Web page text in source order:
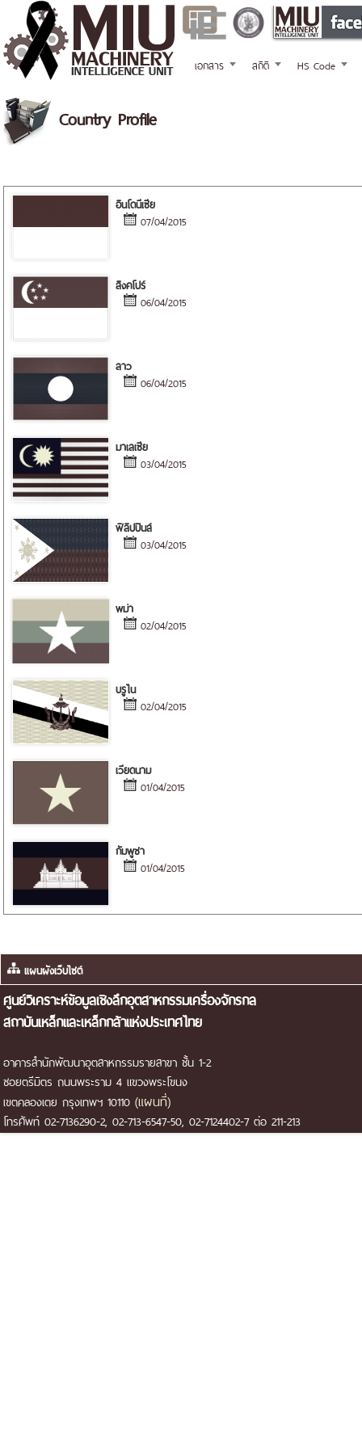
เอกสาร สถิติ HS Code
Country Profile
อินโดนีเซีย
07/04/2015
สิงคโปร์
06/04/2015
ลาว
06/04/2015
มาเลเซีย
03/04/2015
ฟิลิปปินส์
03/04/2015
พม่า
02/04/2015
บรูไน
02/04/2015
เวียดนาม
01/04/2015
กัมพูชา
01/04/2015
แผนผังเว็บไซต์
ศูนย์วิเคราะห์ข้อมูลเชิงลึกอุตสาหกรรมเครื่องจักรกล
สถาบันเหล็กและเหล็กกล้าแห่งประเทศไทย
อาคารสำนักพัฒนาอุตสาหกรรมรายสาขา ชั้น 1-2
ซอยตรีมิตร ถนนพระราม 4 แขวงพระโขนง
เขตคลองเตย กรุงเทพฯ 10110 (แผนที่)
โทรศัพท์ 02-7136290-2, 02-713-6547-50, 02-7124402-7 ต่อ 211-213